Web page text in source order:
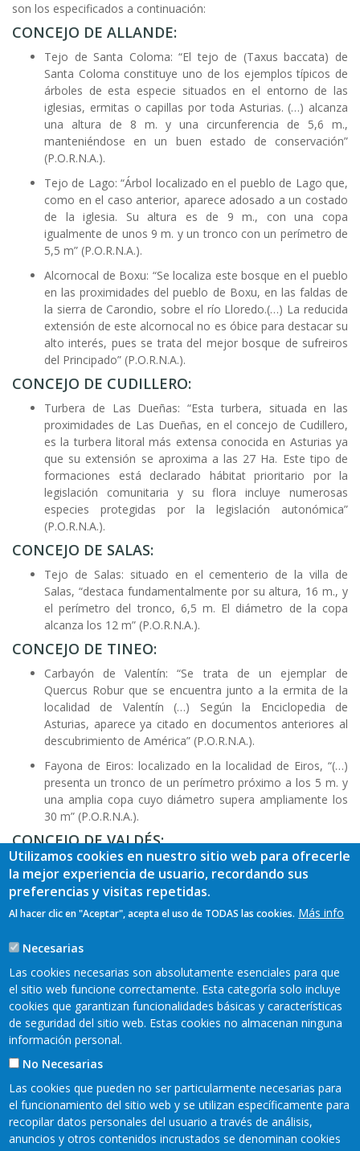
son los especificados a continuación:
CONCEJO DE ALLANDE:
Tejo de Santa Coloma: “El tejo de (Taxus baccata) de
Santa Coloma constituye uno de los ejemplos típicos de
árboles de esta especie situados en el entorno de las
iglesias, ermitas o capillas por toda Asturias. (…) alcanza
una altura de 8 m. y una circunferencia de 5,6 m.,
manteniéndose en un buen estado de conservación”
(P.O.R.N.A.).
Tejo de Lago: “Árbol localizado en el pueblo de Lago que,
como en el caso anterior, aparece adosado a un costado
de la iglesia. Su altura es de 9 m., con una copa
igualmente de unos 9 m. y un tronco con un perímetro de
5,5 m” (P.O.R.N.A.).
Alcornocal de Boxu: “Se localiza este bosque en el pueblo
en las proximidades del pueblo de Boxu, en las faldas de
la sierra de Carondio, sobre el río Lloredo.(…) La reducida
extensión de este alcornocal no es óbice para destacar su
alto interés, pues se trata del mejor bosque de sufreiros
del Principado” (P.O.R.N.A.).
CONCEJO DE CUDILLERO:
Turbera de Las Dueñas: “Esta turbera, situada en las
proximidades de Las Dueñas, en el concejo de Cudillero,
es la turbera litoral más extensa conocida en Asturias ya
que su extensión se aproxima a las 27 Ha. Este tipo de
formaciones está declarado hábitat prioritario por la
legislación comunitaria y su flora incluye numerosas
especies protegidas por la legislación autonómica”
(P.O.R.N.A.).
CONCEJO DE SALAS:
Tejo de Salas: situado en el cementerio de la villa de
Salas, “destaca fundamentalmente por su altura, 16 m., y
el perímetro del tronco, 6,5 m. El diámetro de la copa
alcanza los 12 m” (P.O.R.N.A.).
CONCEJO DE TINEO:
Carbayón de Valentín: “Se trata de un ejemplar de
Quercus Robur que se encuentra junto a la ermita de la
localidad de Valentín (…) Según la Enciclopedia de
Asturias, aparece ya citado en documentos anteriores al
descubrimiento de América” (P.O.R.N.A.).
Fayona de Eiros: localizado en la localidad de Eiros, “(…)
presenta un tronco de un perímetro próximo a los 5 m. y
una amplia copa cuyo diámetro supera ampliamente los
30 m” (P.O.R.N.A.).
CONCEJO DE VALDÉS:
Hoces del Esva: “(…) corresponde al sector comprendido
entre los cerros de Andornoso y Villagermonde, en el
tramo que va desde San Pedro de Paredes a La Chanona.
El Esva discurre aquí por una estrecha garganta excavada
de desnivel. Estas paredes están cubiertas por un robledal
que, en el fondo del valle, da paso a una estrecha
formación ribereña de alisos” (P.O.R.N.A.).
Utilizamos cookies en nuestro sitio web para ofrecerle
la mejor experiencia de usuario, recordando sus
preferencias y visitas repetidas.
Al hacer clic en "Aceptar", acepta el uso de TODAS las cookies. Más info
Necesarias
Las cookies necesarias son absolutamente esenciales para que
el sitio web funcione correctamente. Esta categoría solo incluye
cookies que garantizan funcionalidades básicas y características
de seguridad del sitio web. Estas cookies no almacenan ninguna
información personal.
No Necesarias
Las cookies que pueden no ser particularmente necesarias para
el funcionamiento del sitio web y se utilizan específicamente para
recopilar datos personales del usuario a través de análisis,
anuncios y otros contenidos incrustados se denominan cookies